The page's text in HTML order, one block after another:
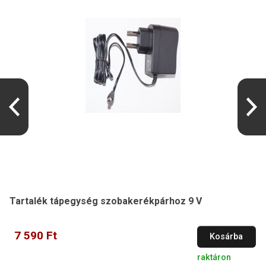
Tartalék tápegység szobakerékpárhoz 9 V
7 590 Ft Kosárba
raktáron